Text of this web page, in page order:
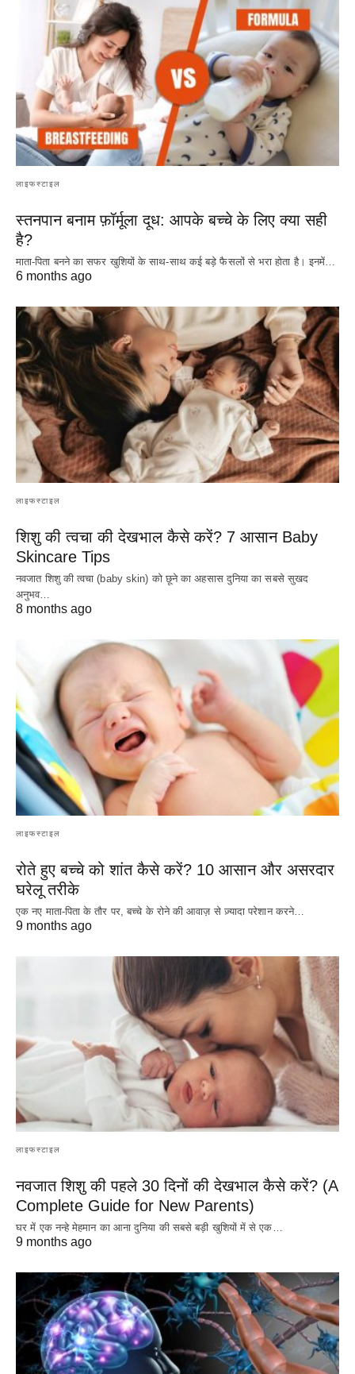
लाइफस्टाइल
स्तनपान बनाम फ़ॉर्मूला दूध: आपके बच्चे के लिए क्या सही
है?
माता-पिता बनने का सफर खुशियों के साथ-साथ कई बड़े फैसलों से भरा होता है। इनमें…
6 months ago
लाइफस्टाइल
शिशु की त्वचा की देखभाल कैसे करें? 7 आसान Baby
Skincare Tips
नवजात शिशु की त्वचा (baby skin) को छूने का अहसास दुनिया का सबसे सुखद
अनुभव…
8 months ago
लाइफस्टाइल
रोते हुए बच्चे को शांत कैसे करें? 10 आसान और असरदार
घरेलू तरीके
एक नए माता-पिता के तौर पर, बच्चे के रोने की आवाज़ से ज़्यादा परेशान करने…
9 months ago
लाइफस्टाइल
नवजात शिशु की पहले 30 दिनों की देखभाल कैसे करें? (A
Complete Guide for New Parents)
घर में एक नन्हे मेहमान का आना दुनिया की सबसे बड़ी खुशियों में से एक…
9 months ago